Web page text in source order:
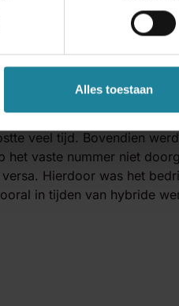
Alles toestaan
van Standaard
derde partij. Hierdoor
losse abonnementen
abonnementen, het
het aanbrengen van
veel tijd. Bovendien
het vaste nummer niet
Hierdoor was het
in tijden van hybride